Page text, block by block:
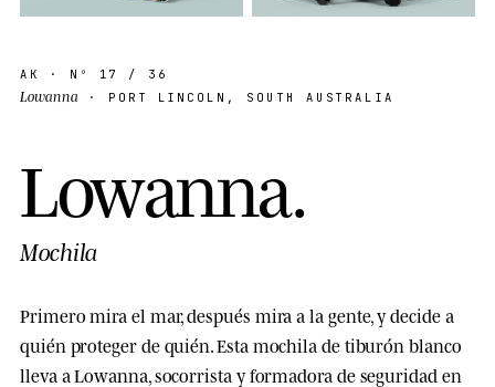
AK · Nº 17 / 36
Lowanna · PORT LINCOLN, SOUTH AUSTRALIA
Lowanna.
Mochila
Primero mira el mar, después mira a la gente, y decide a
quién proteger de quién. Esta mochila de tiburón blanco
lleva a Lowanna, socorrista y formadora de seguridad en